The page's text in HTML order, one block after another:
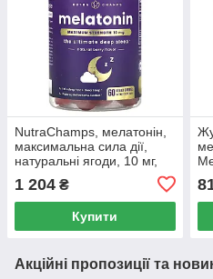
NutraChamps, мелатонін,
максимальна сила дії,
натуральні ягоди, 10 мг,
60 веганських жувальних
мармеладок (5 мг в 1 шт.)
1 204 ₴
Купити
Акційні пропозиції та